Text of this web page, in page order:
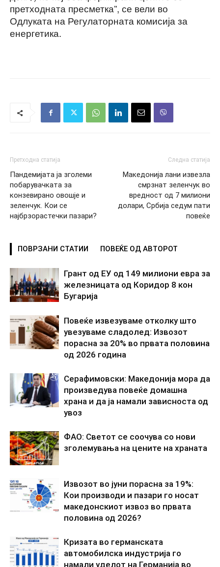
претходната пресметка”, се вели во
Одлуката на Регулаторната комисија за
енергетика.
Претходна статија
Пандемијата ја зголеми
побарувачката за
конзевирано овошје и
зеленчук. Кои се
најбрзорастечки пазари?
Следна статија
Македонија лани извезла
смрзнат зеленчук во
вредност од 7 милиони
долари, Србија седум пати
повеќе
ПОВРЗАНИ СТАТИИ ПОВЕЌЕ ОД АВТОРОТ
Грант од ЕУ од 149 милиони евра за
железницата од Коридор 8 кон
Бугарија
Повеќе извезуваме отколку што
увезуваме сладолед: Извозот
порасна за 20% во првата половина
од 2026 година
Серафимовски: Македонија мора да
произведува повеќе домашна
храна и да ја намали зависноста од
увоз
ФАО: Светот се соочува со нови
зголемувања на цените на храната
Извозот во јуни порасна за 19%:
Кои производи и пазари го носат
македонскиот извоз во првата
половина од 2026?
Кризата во германската
автомобилска индустрија го
намали уделот на Германија во